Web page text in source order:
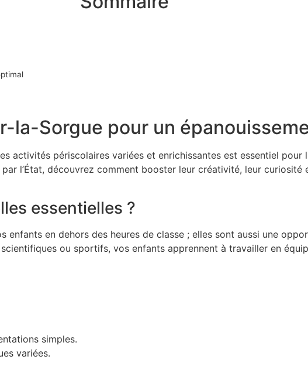
la-Sorgue pour un
activités périscolaires variées et enrichissantes est essentiel pour
par l’État, découvrez comment booster leur créativité, leur
essentielles ?
en dehors des heures de classe ; elles sont aussi une
ou sportifs, vos enfants apprennent à travailler en
simples.
variées.